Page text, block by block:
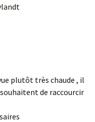
plutôt très chaude , il
de raccourcir